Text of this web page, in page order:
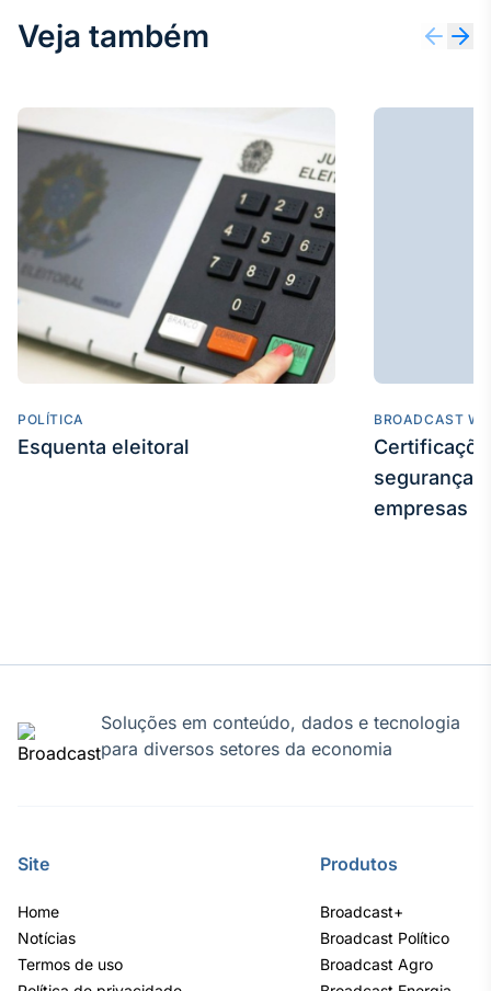
Veja também
POLÍTICA
Esquenta eleitoral
BROADCAST
segurança
empresas
Soluções em conteúdo, dados e tecnologia
para diversos setores da economia
Site
Home
Notícias
Termos de uso
Produtos
Broadcast+
Broadcast Político
Broadcast Agro